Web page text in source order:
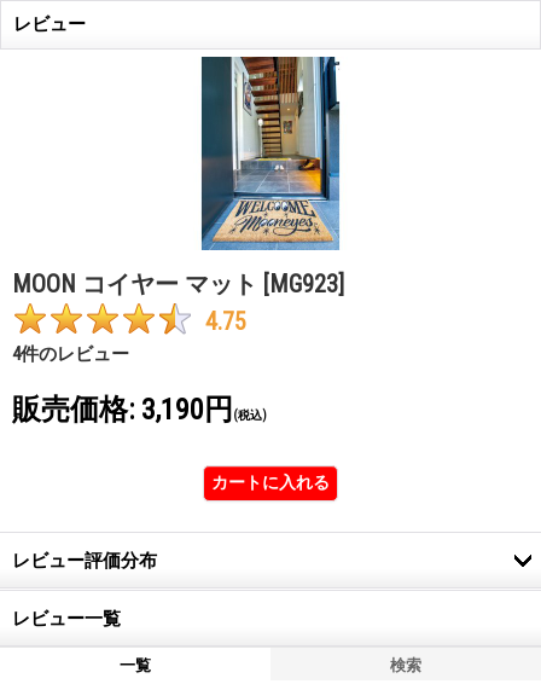
レビュー
MOON コイヤー マット [MG923]
4.75
4件のレビュー
販売価格: 3,190円 (税込)
レビュー評価分布
レビュー一覧
一覧 検索